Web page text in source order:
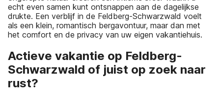
echt even samen kunt ontsnappen aan de dagelijkse
drukte. Een verblijf in de Feldberg-Schwarzwald voelt
als een klein, romantisch bergavontuur, maar dan met
het comfort en de privacy van uw eigen vakantiehuis.
Actieve vakantie op Feldberg-
Schwarzwald of juist op zoek naar
rust?